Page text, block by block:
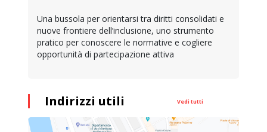
Una bussola per orientarsi tra diritti consolidati e
nuove frontiere dell’inclusione, uno strumento
pratico per conoscere le normative e cogliere
opportunità di partecipazione attiva
Indirizzi utili Vedi tutti